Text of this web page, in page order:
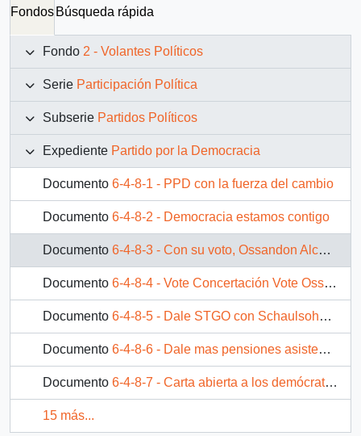
Fondos Búsqueda rápida
Fondo 2 - Volantes Políticos
Serie Participación Política
Subserie Partidos Políticos
Expediente Partido por la Democracia
Documento 6-4-8-1 - PPD con la fuerza del cambio
Documento 6-4-8-2 - Democracia estamos contigo
Documento 6-4-8-3 - Con su voto, Ossandon Alcalde para vivir mejor
Documento 6-4-8-4 - Vote Concertación Vote Ossandon
Documento 6-4-8-5 - Dale STGO con Schaulsohn adelante
Documento 6-4-8-6 - Dale mas pensiones asistenciales y beneficios a las mujeres y adultos mayores!
Documento 6-4-8-7 - Carta abierta a los demócratas chilenos
15 más...